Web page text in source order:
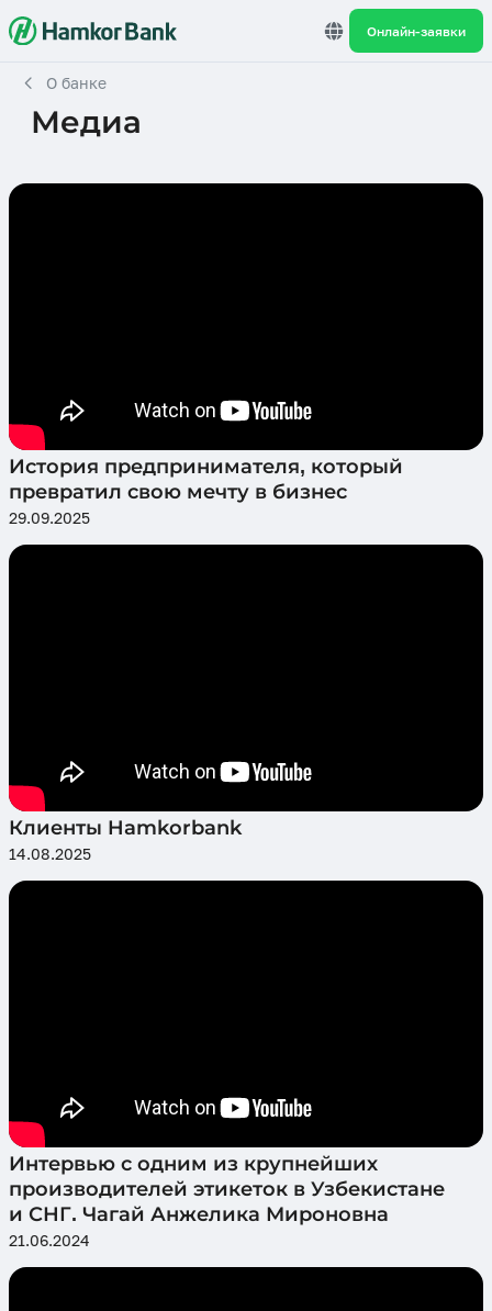
Онлайн-заявки
О банке
Медиа
История предпринимателя, который
превратил свою мечту в бизнес
29.09.2025
Клиенты Hamkorbank
14.08.2025
Интервью с одним из крупнейших
производителей этикеток в Узбекистане
и СНГ. Чагай Анжелика Мироновна
21.06.2024